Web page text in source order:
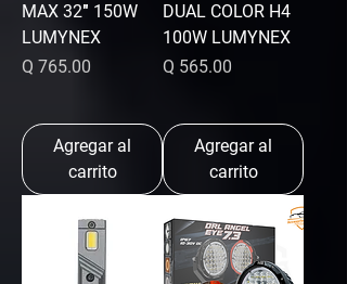
MAX 32″ 150W
LUMYNEX
Precio
Q 765.00
Agregar al
carrito
DUAL COLOR H4
100W LUMYNEX
Precio
Q 565.00
Agregar al
carrito